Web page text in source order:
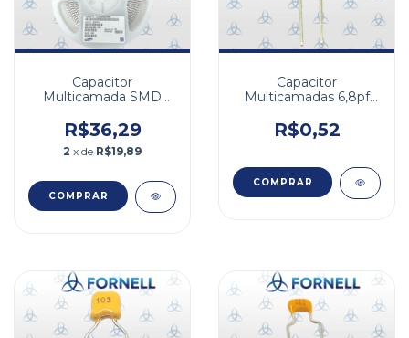
Capacitor
Multicamada SMD
R$36,29
2 x de R$19,89
COMPRAR
Capacitor
Multicamadas 6,8pf
R$0,52